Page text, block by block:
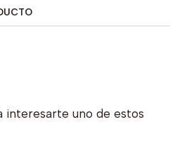
interesarte uno de estos